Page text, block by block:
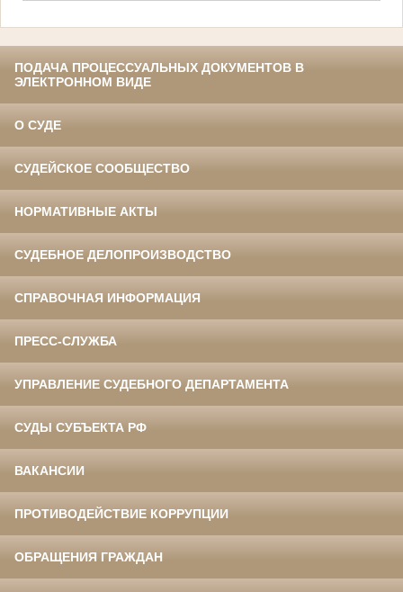
ПОДАЧА ПРОЦЕССУАЛЬНЫХ ДОКУМЕНТОВ В
ЭЛЕКТРОННОМ ВИДЕ
О СУДЕ
СУДЕЙСКОЕ СООБЩЕСТВО
НОРМАТИВНЫЕ АКТЫ
СУДЕБНОЕ ДЕЛОПРОИЗВОДСТВО
СПРАВОЧНАЯ ИНФОРМАЦИЯ
ПРЕСС-СЛУЖБА
УПРАВЛЕНИЕ СУДЕБНОГО ДЕПАРТАМЕНТА
СУДЫ СУБЪЕКТА РФ
ВАКАНСИИ
ПРОТИВОДЕЙСТВИЕ КОРРУПЦИИ
ОБРАЩЕНИЯ ГРАЖДАН